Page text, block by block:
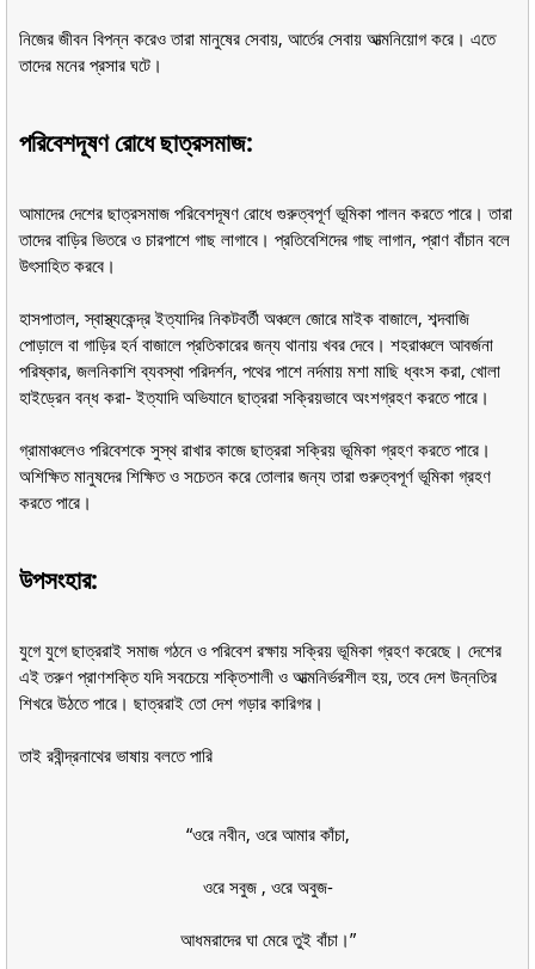
নিজের জীবন বিপন্ন করেও তারা মানুষের সেবায়, আর্তের সেবায় আত্মনিয়োগ করে। এতে
তাদের মনের প্রসার ঘটে।
পরিবেশদূষণ রোধে ছাত্রসমাজ:
আমাদের দেশের ছাত্রসমাজ পরিবেশদূষণ রোধে গুরুত্বপূর্ণ ভূমিকা পালন করতে পারে। তারা
তাদের বাড়ির ভিতরে ও চারপাশে গাছ লাগাবে। প্রতিবেশিদের গাছ লাগান, প্রাণ বাঁচান বলে
উৎসাহিত করবে।
হাসপাতাল, স্বাস্থ্যকেন্দ্র ইত্যাদির নিকটবর্তী অঞ্চলে জোরে মাইক বাজালে, শব্দবাজি
পোড়ালে বা গাড়ির হর্ন বাজালে প্রতিকারের জন্য থানায় খবর দেবে। শহরাঞ্চলে আবর্জনা
পরিষ্কার, জলনিকাশি ব্যবস্থা পরিদর্শন, পথের পাশে নর্দমায় মশা মাছি ধ্বংস করা, খোলা
হাইড্রেন বন্ধ করা- ইত্যাদি অভিযানে ছাত্ররা সক্রিয়ভাবে অংশগ্রহণ করতে পারে।
গ্রামাঞ্চলেও পরিবেশকে সুস্থ রাখার কাজে ছাত্ররা সক্রিয় ভূমিকা গ্রহণ করতে পারে।
অশিক্ষিত মানুষদের শিক্ষিত ও সচেতন করে তোলার জন্য তারা গুরুত্বপূর্ণ ভূমিকা গ্রহণ
করতে পারে।
উপসংহার:
যুগে যুগে ছাত্ররাই সমাজ গঠনে ও পরিবেশ রক্ষায় সক্রিয় ভূমিকা গ্রহণ করেছে। দেশের
এই তরুণ প্রাণশক্তি যদি সবচেয়ে শক্তিশালী ও আত্মনির্ভরশীল হয়, তবে দেশ উন্নতির
শিখরে উঠতে পারে। ছাত্ররাই তো দেশ গড়ার কারিগর।
তাই রবীন্দ্রনাথের ভাষায় বলতে পারি
“ওরে নবীন, ওরে আমার কাঁচা,
ওরে সবুজ , ওরে অবুজ-
আধমরাদের ঘা মেরে তুই বাঁচা।”